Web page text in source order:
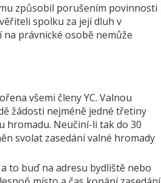
způsobil porušením povinnosti
spolku za její dluh v
právnické osobě nemůže
všemi členy YC. Valnou
žádosti nejméně jedné třetiny
hromadu. Neučiní-li tak do 30
svolat zasedání valné hromady
to buď na adresu bydliště nebo